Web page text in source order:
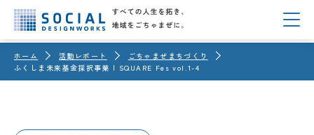
ホーム 活動レポート
ごちゃまぜまちづくり
ふくしま未来基金採択事業 | SQUARE Fes vol.1-4